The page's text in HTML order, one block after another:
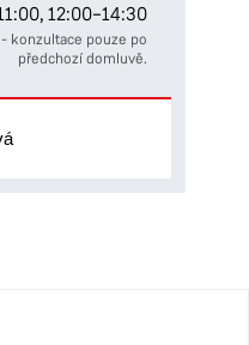
12:00–14:30
- konzultace pouze po
předchozí domluvě.